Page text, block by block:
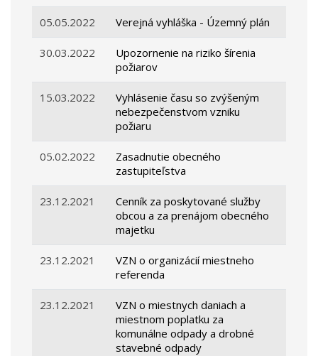
05.05.2022 Verejná vyhláška - Územný plán
30.03.2022
Upozornenie na riziko šírenia
požiarov
15.03.2022
Vyhlásenie času so zvýšeným
nebezpečenstvom vzniku
požiaru
05.02.2022
Zasadnutie obecného
zastupiteľstva
23.12.2021
Cenník za poskytované služby
obcou a za prenájom obecného
majetku
23.12.2021
VZN o organizácií miestneho
referenda
23.12.2021
VZN o miestnych daniach a
miestnom poplatku za
komunálne odpady a drobné
stavebné odpady